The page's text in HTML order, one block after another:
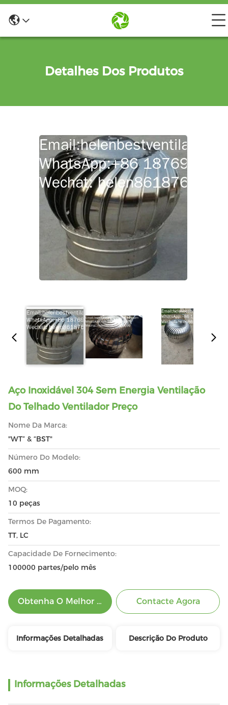
Detalhes Dos Produtos
Aço Inoxidável 304 Sem Energia Ventilação
Do Telhado Ventilador Preço
Nome Da Marca:
"WT” & “BST"
Número Do Modelo:
600 mm
MOQ:
10 peças
Termos De Pagamento:
TT, LC
Capacidade De Fornecimento:
100000 partes/pelo mês
Obtenha O Melhor Preço Contacte Agora
Informações Detalhadas Descrição Do Produto
Informações Detalhadas